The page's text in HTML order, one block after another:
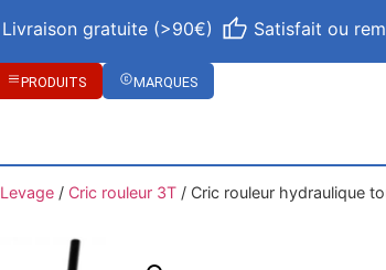
Livraison gratuite (>90€) Satisfait ou
PRODUITS MARQUES
Levage/ Cric rouleur 3T/ Cric rouleur hydraulique